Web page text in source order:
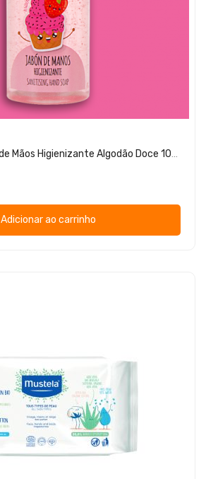
Th Pharma Sabão de Mãos Higienizante Algodão Doce 100ml
Adicionar ao carrinho